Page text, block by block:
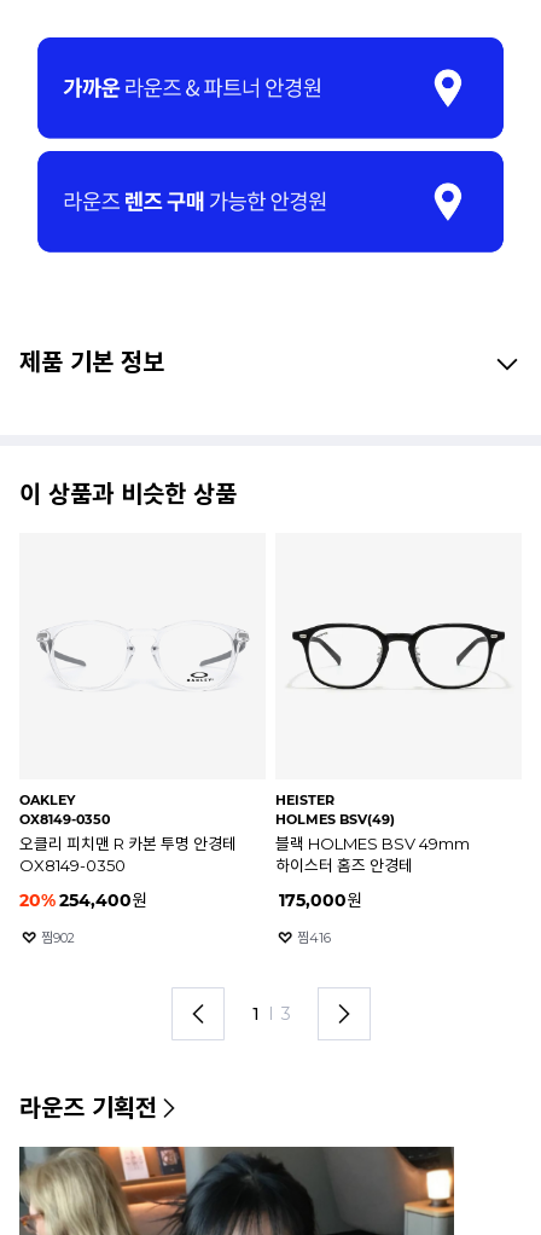
제품 기본 정보
이 상품과 비슷한 상품
OAKLEY
OX8149-0350
오클리 피치맨 R 카본 투명 안경테
OX8149-0350
20%254,400원
찜902
HEISTER
HOLMES BSV(49)
블랙 HOLMES BSV 49mm
하이스터 홈즈 안경테
175,000원
찜416
1 I 3
라운즈 기획전